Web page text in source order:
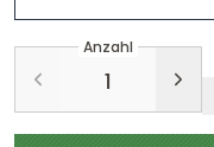
Anzahl